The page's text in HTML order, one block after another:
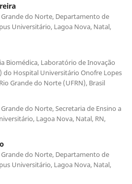
do Norte, Departamento de
Universitário, Lagoa Nova, Natal,
Biomédica, Laboratório de Inovação
do Hospital Universitário Onofre Lopes
Grande do Norte (UFRN), Brasil
do Norte, Secretaria de Ensino a
Lagoa Nova, Natal, RN,
do Norte, Departamento de
Universitário, Lagoa Nova, Natal,